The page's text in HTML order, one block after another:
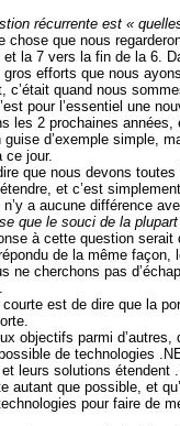
récurrente est «
chose que nous
la 7 vers la fin de la 6.
efforts que nous
c’était quand nous
pour l’essentiel une
les 2 prochaines
d’exemple simple,
ce jour.
que nous devons
et c’est
a aucune différence
que le souci de la
à cette question serait
de la même
ne cherchons pas
courte est de dire que la
objectifs parmi
de technologies
leurs solutions étendent
autant que possible, et
pour faire de